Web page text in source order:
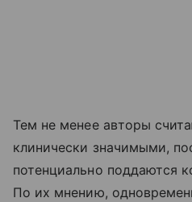
Тем не менее авторы
клинически значимыми,
потенциально поддаются
По их мнению,